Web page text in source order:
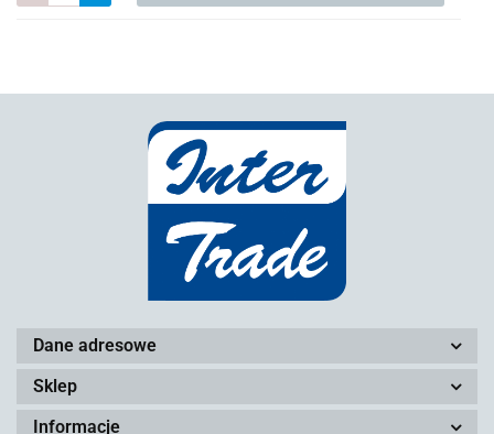
Dane adresowe
Sklep
Informacje